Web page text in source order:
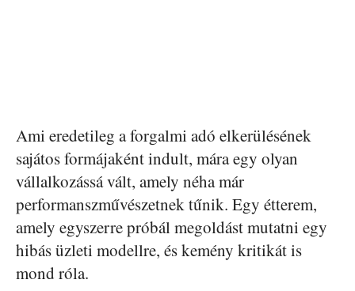
Ami eredetileg a forgalmi adó elkerülésének
sajátos formájaként indult, mára egy olyan
vállalkozássá vált, amely néha már
performanszművészetnek tűnik. Egy étterem,
amely egyszerre próbál megoldást mutatni egy
hibás üzleti modellre, és kemény kritikát is
mond róla.